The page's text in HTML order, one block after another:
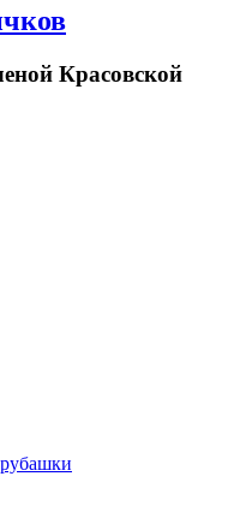
Красовской